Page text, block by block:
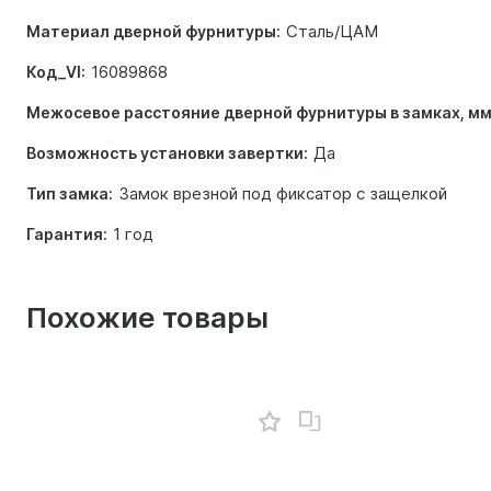
Материал дверной фурнитуры: Сталь/ЦАМ
Код_VI: 16089868
Межосевое расстояние дверной фурнитуры в замках,
Возможность установки завертки: Да
Тип замка: Замок врезной под фиксатор с защелкой
Гарантия: 1 год
Похожие товары